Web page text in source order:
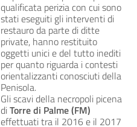
qualificata perizia con cui sono
stati eseguiti gli interventi di
restauro da parte di ditte
private, hanno restituito
oggetti unici e del tutto inediti
per quanto riguarda i contesti
orientalizzanti conosciuti della
Penisola.
Gli scavi della necropoli picena
diTorre di Palme (FM)
effettuati tra il 2016 e il 2017